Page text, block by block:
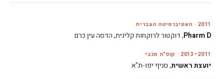
2011 · האוניברסיטה העברית
Pharm D, דוקטור לרוקחות קלינית, הדסה עין כרם
2011–2013 · קופ"ח מכבי
יועצת ראשית, סניף יפו-ת"א